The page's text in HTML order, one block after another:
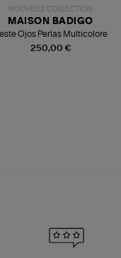
NOUVELLE COLLECTION
250,00 €
MAISON BADIGO
Ojos Perlas Multicolore